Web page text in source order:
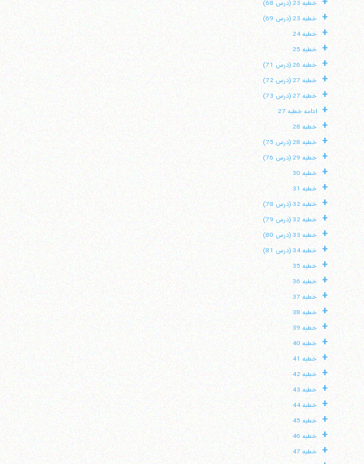
خطبه 23 (درس 68)
+ خطبه 23 (درس 69)
+ خطبه 24
+ خطبه 25
+ خطبه 26 (درس 71)
+ خطبه 27 (درس 72)
+ خطبه 27 (درس 73)
+ ادامه خطبه 27
+ خطبه 28
+ خطبه 28 (درس 75)
+ خطبه 29 (درس 76)
+ خطبه 30
+ خطبه 31
+ خطبه 32 (درس 78)
+ خطبه 32 (درس 79)
+ خطبه 33 (درس 80)
+ خطبه 34 (درس 81)
+ خطبه 35
+ خطبه 36
+ خطبه 37
+ خطبه 38
+ خطبه 39
+ خطبه 40
+ خطبه 41
+ خطبه 42
+ خطبه 43
+ خطبه 44
+ خطبه 45
+ خطبه 46
+ خطبه 47